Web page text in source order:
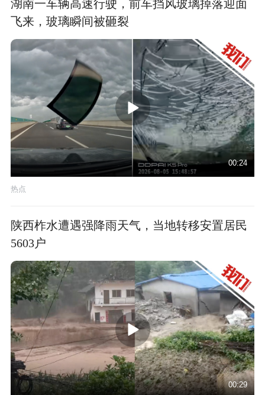
湖南一车辆高速行驶，前车挡风玻璃掉落迎面
飞来，玻璃瞬间被砸裂
00:24
热点
陕西柞水遭遇强降雨天气，当地转移安置居民
5603户
00:29